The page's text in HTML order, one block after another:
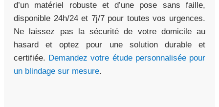
d’un matériel robuste et d’une pose sans faille,
disponible 24h/24 et 7j/7 pour toutes vos urgences.
Ne laissez pas la sécurité de votre domicile au
hasard et optez pour une solution durable et
certifiée. Demandez votre étude personnalisée pour
un blindage sur mesure.